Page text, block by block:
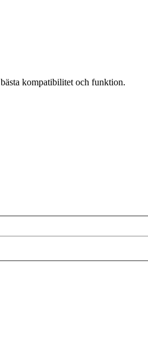
kompatibilitet och funktion.